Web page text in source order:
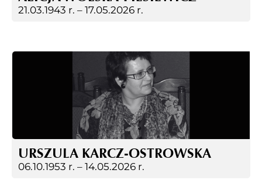
21.03.1943 r. – 17.05.2026 r.
URSZULA KARCZ-OSTROWSKA
06.10.1953 r. – 14.05.2026 r.